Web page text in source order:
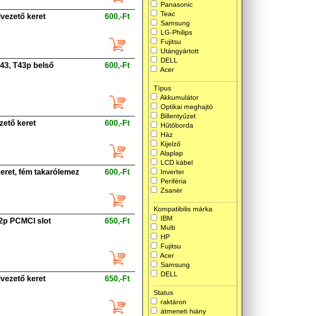
keret 600,-Ft
T43p belső
600,-Ft
keret 600,-Ft
fém takarólemez 600,-Ft
PCMCI slot
650,-Ft
keret 650,-Ft
Panasonic
Teac
Samsung
LG-Philips
Fujitsu
Utángyártott
DELL
Acer
Típus
Akkumulátor
Optikai meghajtó
Billentyűzet
Hűtőborda
Ház
Kijelző
Alaplap
LCD kábel
Inverter
Periféria
Zsanér
Kompatibilis márka
IBM
Multi
HP
Fujitsu
Acer
Samsung
DELL
Status
raktáron
átmeneti hiány